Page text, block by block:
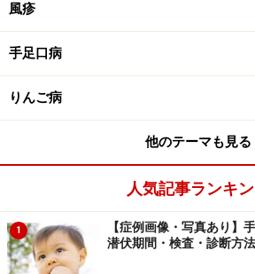
カンジダ膣炎の症状や原因につい
炎・膣カンジダ症の症状・原因を医
てご覧下さい。
口腔カンジダ症・鵞口瘡の
大人も多くは自然治癒
乳児の場合は、自然治癒することが
回復すれば、子どもや大人でも自然
風疹
手足口病
りんご病
他のテーマも見る
人気記事ランキ
1
【症例画像・写真あり】
潜伏期間・検査・診断方法